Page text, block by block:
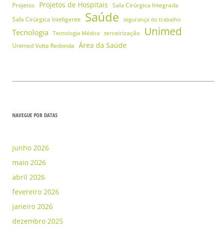
Projetos Projetos de Hospitais Sala Cirúrgica Integrada
Sala Cirúrgica Inteligente
Saúde segurança do trabalho
Tecnologia Tecnologia Médica terceirização Unimed
Unimed Volta Redonda Área da Saúde
NAVEGUE POR DATAS
junho 2026
maio 2026
abril 2026
fevereiro 2026
janeiro 2026
dezembro 2025